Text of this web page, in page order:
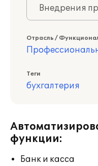
Внедрения
Отрасль /
Теги
бухгалтерия
функции:
Банк и касса